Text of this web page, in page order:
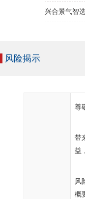
兴合景气智
风险揭示
尊
带
益
风
概